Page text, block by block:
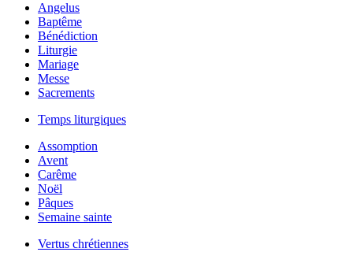
Angelus
Baptême
Bénédiction
Liturgie
Mariage
Messe
Sacrements
Temps liturgiques
Assomption
Avent
Carême
Noël
Pâques
Semaine sainte
Vertus chrétiennes